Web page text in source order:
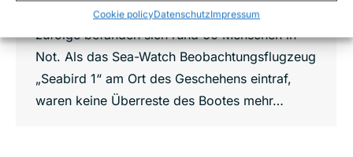
Cookie policyDatenschutzImpressum
mindestens elf Menschen ums Leben. Berichten
zufolge befanden sich rund 60 Menschen in
Not. Als das Sea-Watch Beobachtungsflugzeug
„Seabird 1“ am Ort des Geschehens eintraf,
waren keine Überreste des Bootes mehr…